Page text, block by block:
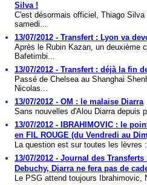
Silva !
C'est désormais officiel, Thiago
samedi...
13/07/2012 - Transfert : Lyon va
Après le Rubin Kazan, un deuxième
Bafetimbi...
13/07/2012 - Transfert : déjà la fin
Passé de Chelsea au Shanghai
Nicolas...
13/07/2012 - OM : le malaise Diarra
Sans nouvelles d'Alou Diarra depuis
13/07/2012 - IBRAHIMOVIC : le
en FIL ROUGE (du Vendredi au
La question est sur toutes les lèvres
13/07/2012 - Journal des
Debuchy, Diarra ne fera pas de
Le PSG attend toujours Ibrahimovic,